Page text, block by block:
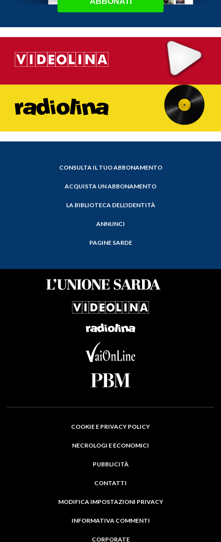
CONSULTA IL TUO ABBONAMENTO
ACQUISTA UN ABBONAMENTO
LA BIBLIOTECA DELL'IDENTITÀ
ANNUNCI
PAGINE SARDE
COOKIE E PRIVACY POLICY
NECROLOGI E ECONOMICI
PUBBLICITÀ
CONTATTI
MODIFICA IMPOSTAZIONI PRIVACY
INFORMATIVA COMMENTI
CORPORATE